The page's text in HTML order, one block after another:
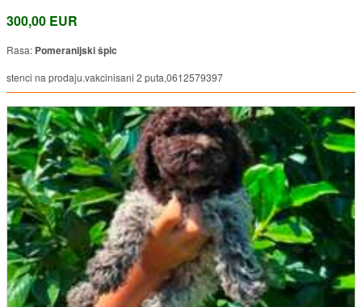
300,00 EUR
Rasa: Pomeranijski špic
stenci na prodaju.vakcinisani 2 puta,0612579397